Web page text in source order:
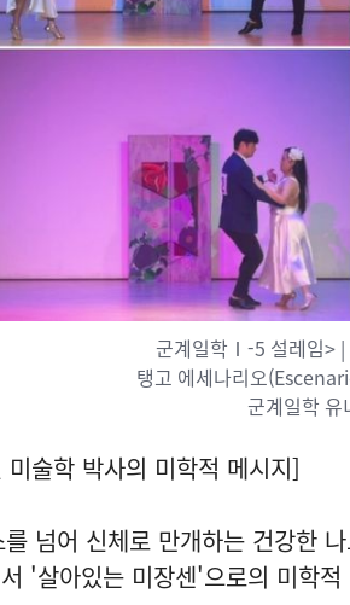
군계일학Ⅰ-5 설레임> |
탱고 에세나리오
군계일학 유
미술학 박사의 미학적 메시지]
넘어 신체로 만개하는 건강한
'살아있는 미장센'으로의 미학